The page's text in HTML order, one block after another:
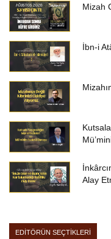
Mizah
İbn-i
Alay
EDİTÖRÜN SEÇTİKLERİ